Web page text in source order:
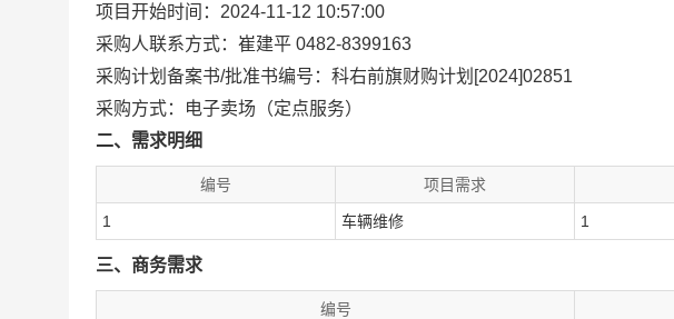
项目开始时间：2024-11-12 10:57:00
采购人联系方式：崔建平 0482-8399163
采购计划备案书/批准书编号：科右前旗财购计划[2024]02851
采购方式：电子卖场（定点服务）
二、需求明细
编号 项目需求
1 车辆维修 1
三、商务需求
编号